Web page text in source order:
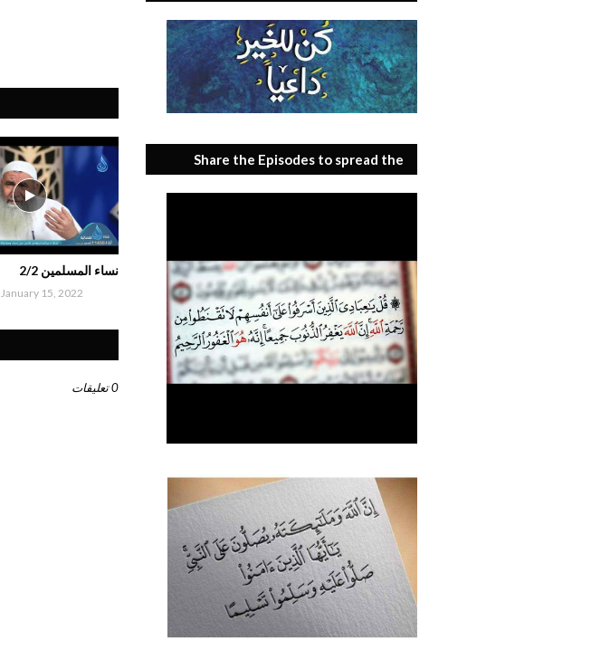
نساء المسلمين 2/2
January 15, 2022
0 تعليقات
Share the Episodes to spread the
benefit